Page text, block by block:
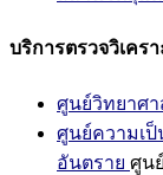
บริการตรวจวิเคร
ศูนย์วิทยาศ
ศูนย์ความเป็
อันตราย ศูน